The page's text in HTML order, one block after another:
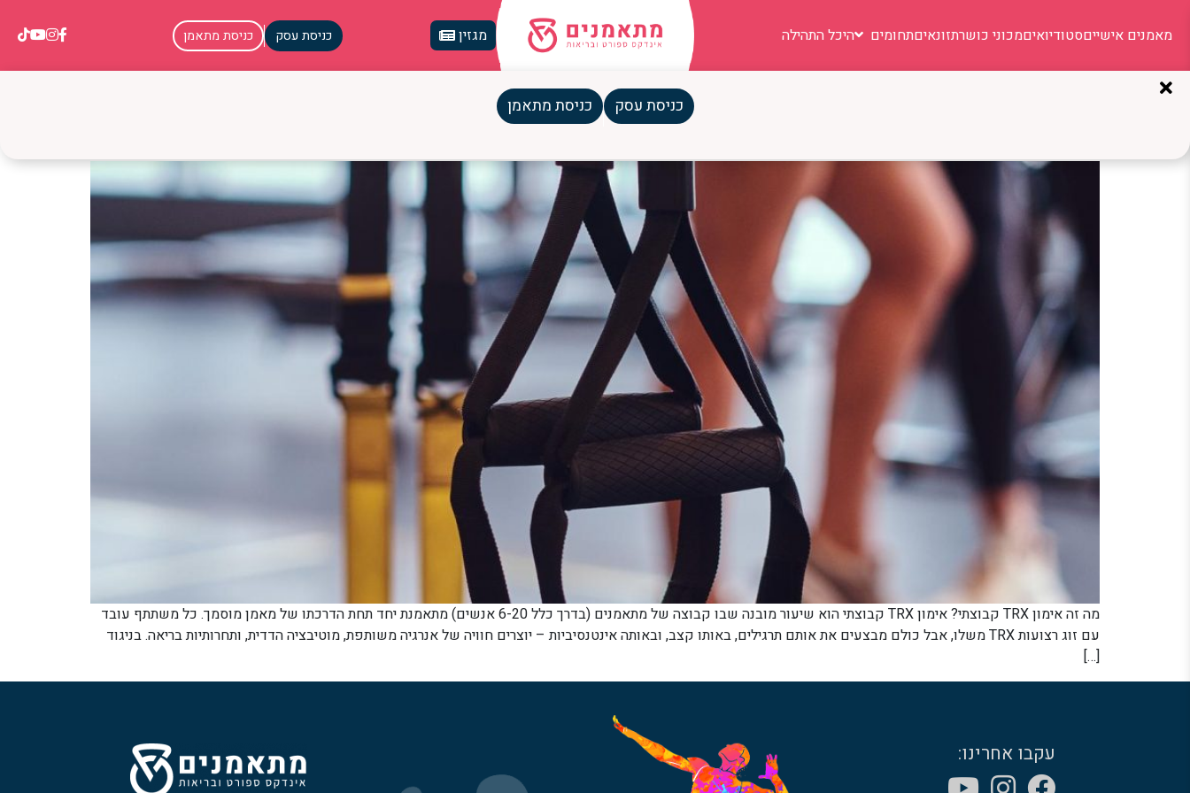
מאמנים אישייםסטודיואיםמכוני כושרתזונאיםתחומים היכל התהילה מגזין כניסת עסק כניסת מתאמן
כניסת עסק כניסת מתאמן
מה זה אימון TRX קבוצתי? אימון TRX קבוצתי הוא שיעור מובנה שבו קבוצה של מתאמנים (בדרך כלל 6-20 אנשים) מתאמנת יחד תחת הדרכתו של מאמן מוסמך. כל משתתף עובד
עם זוג רצועות TRX משלו, אבל כולם מבצעים את אותם תרגילים, באותו קצב, ובאותה אינטנסיביות – יוצרים חוויה של אנרגיה משותפת, מוטיבציה הדדית, ותחרותיות בריאה. בניגוד
[…]
עקבו אחרינו: